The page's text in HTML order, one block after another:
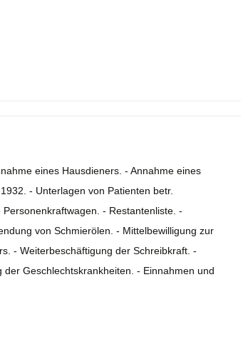
eines Hausdieners. - Annahme eines
- Unterlagen von Patienten betr.
- Restantenliste. -
von Schmierölen. - Mittelbewilligung zur
- Weiterbeschäftigung der Schreibkraft. -
Geschlechtskrankheiten. - Einnahmen und